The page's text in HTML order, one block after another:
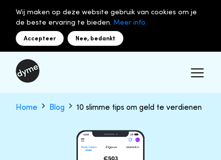
Wij maken op deze website gebruik van cookies om je
de beste ervaring te bieden. Meer info.
Accepteer Nee, bedankt
Home Blog 10 slimme tips om geld te verdienen